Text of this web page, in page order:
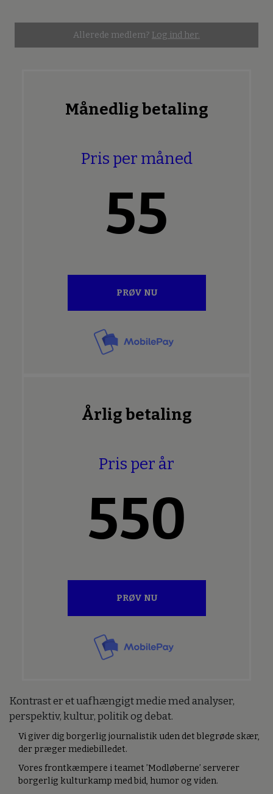
Allerede medlem? Log ind her.
Månedlig betaling
Pris per måned
55
PRØV NU
Årlig betaling
Pris per år
550
PRØV NU
Kontrast er et uafhængigt medie med analyser,
perspektiv, kultur, politik og debat.
Vi giver dig borgerlig journalistik uden det blegrøde skær,
der præger mediebilledet.
Vores frontkæmpere i teamet ’Modløberne’ serverer
borgerlig kulturkamp med bid, humor og viden.